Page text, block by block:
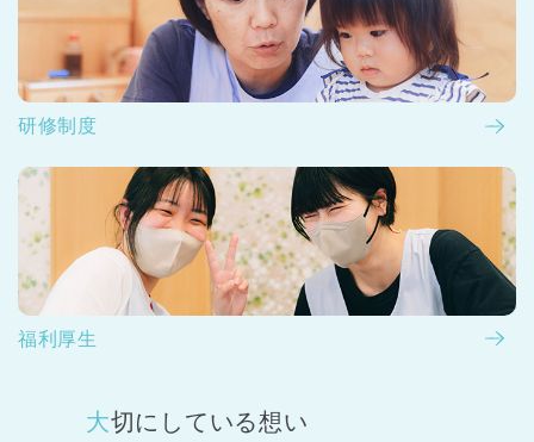
研修制度
福利厚生
大切にしている想い